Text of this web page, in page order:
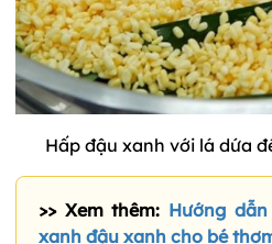
Hấp đậu xanh với lá dứa
>> Xem thêm: Hướng
xanh đậu xanh cho bé